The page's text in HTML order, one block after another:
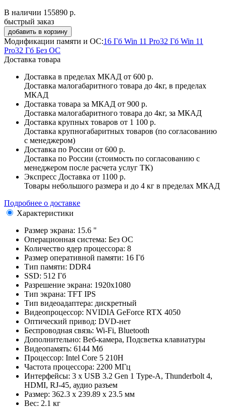
В наличии 155890 р.
быстрый заказ
Модификации памяти и ОС:16 Гб Win 11 Pro32 Гб Win 11
Pro32 Гб Без ОС
Доставка товара
Доставка в пределах МКАД от 600 р.
Доставка малогабаритного товара до 4кг, в пределах
МКАД
Доставка товара за МКАД от 900 р.
Доставка малогабаритного товара до 4кг, за МКАД
Доставка крупных товаров от 1 100 р.
Доставка крупногабаритных товаров (по согласованию
с менеджером)
Доставка по России от 600 р.
Доставка по России (стоимость по согласованию с
менеджером после расчета услуг ТК)
Экспресс Доставка от 1100 р.
Товары небольшого размера и до 4 кг в пределах МКАД
Подробнее о доставке
Характеристики
Размер экрана: 15.6 "
Операционная система: Без ОС
Количество ядер процессора: 8
Размер оперативной памяти: 16 Гб
Тип памяти: DDR4
SSD: 512 Гб
Разрешение экрана: 1920x1080
Тип экрана: TFT IPS
Тип видеоадаптера: дискретный
Видеопроцессор: NVIDIA GeForce RTX 4050
Оптический привод: DVD-нет
Беспроводная связь: Wi-Fi, Bluetooth
Дополнительно: Веб-камера, Подсветка клавиатуры
Видеопамять: 6144 Мб
Процессор: Intel Core 5 210H
Частота процессора: 2200 МГц
Интерфейсы: 3 x USB 3.2 Gen 1 Type-A, Thunderbolt 4,
HDMI, RJ-45, аудио разъем
Размер: 362.3 х 239.89 х 23.5 мм
Вес: 2.1 кг